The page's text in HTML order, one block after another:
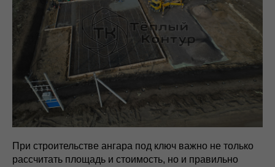
При строительстве ангара под ключ важно не только
рассчитать площадь и стоимость, но и правильно